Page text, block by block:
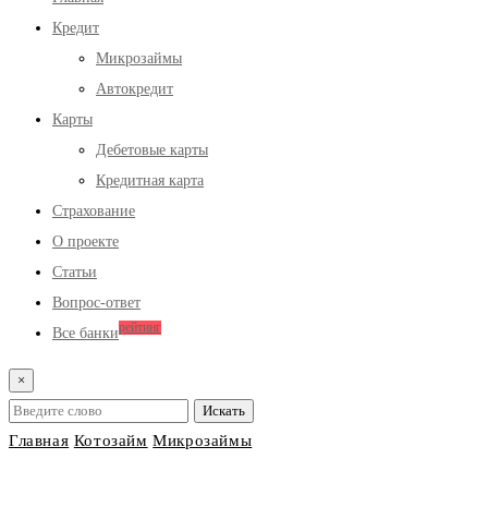
Кредит
Микрозаймы
Автокредит
Карты
Дебетовые карты
Кредитная карта
Страхование
О проекте
Статьи
Вопрос-ответ
Все банкирейтинг
×
Главная Котозайм Микрозаймы